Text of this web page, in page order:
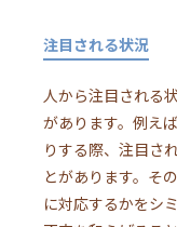
注目される状況
人から注目される
があります。例え
りする際、注目さ
とがあります。そ
に対応するかをシ